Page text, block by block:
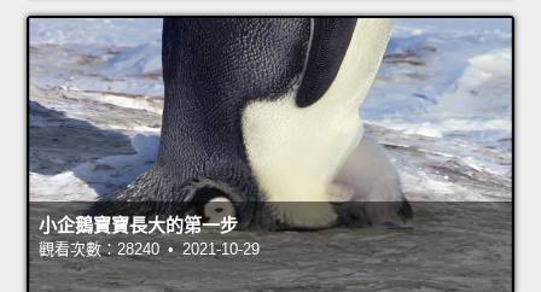
小企鵝寶寶長大的第一步
觀看次數：28240 • 2021-10-29